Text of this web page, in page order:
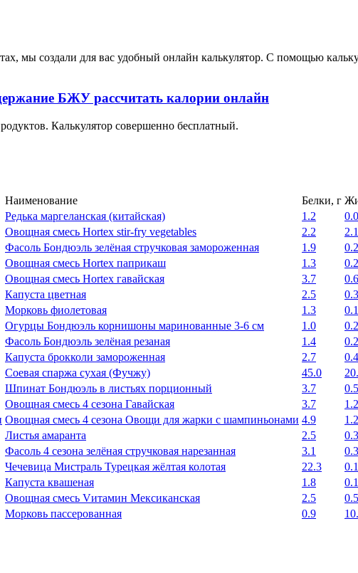
мы создали для вас удобный онлайн калькулятор. С помощью
БЖУ рассчитать калории онлайн
Калькулятор совершенно бесплатный.
Наименование Белки, г
Редька маргеланская (китайская)
1.2 0.0
Овощная смесь Hortex stir-fry vegetables
2.2 2.1
Фасоль Бондюэль зелёная стручковая замороженная
1.9 0.2
Овощная смесь Hortex паприкаш
1.3 0.2
Овощная смесь Hortex гавайская
3.7 0.6
Капуста цветная
2.5 0.3
Морковь фиолетовая
1.3 0.1
Огурцы Бондюэль корнишоны маринованные 3-6 см
1.0 0.2
Фасоль Бондюэль зелёная резаная
1.4 0.2
Капуста брокколи замороженная
2.7 0.4
Соевая спаржа сухая (Фучжу)
45.0
Шпинат Бондюэль в листьях порционный
3.7 0.5
Овощная смесь 4 сезона Гавайская
3.7 1.2
Овощная смесь 4 сезона Овощи для жарки с шампиньонами 4.9 1.2
Листья амаранта
2.5 0.3
Фасоль 4 сезона зелёная стручковая нарезанная
3.1 0.3
Чечевица Мистраль Турецкая жёлтая колотая
22.3 0.1
Капуста квашеная
1.8 0.1
Овощная смесь Vитамин Мексиканская
2.5 0.5
Морковь пассерованная
0.9